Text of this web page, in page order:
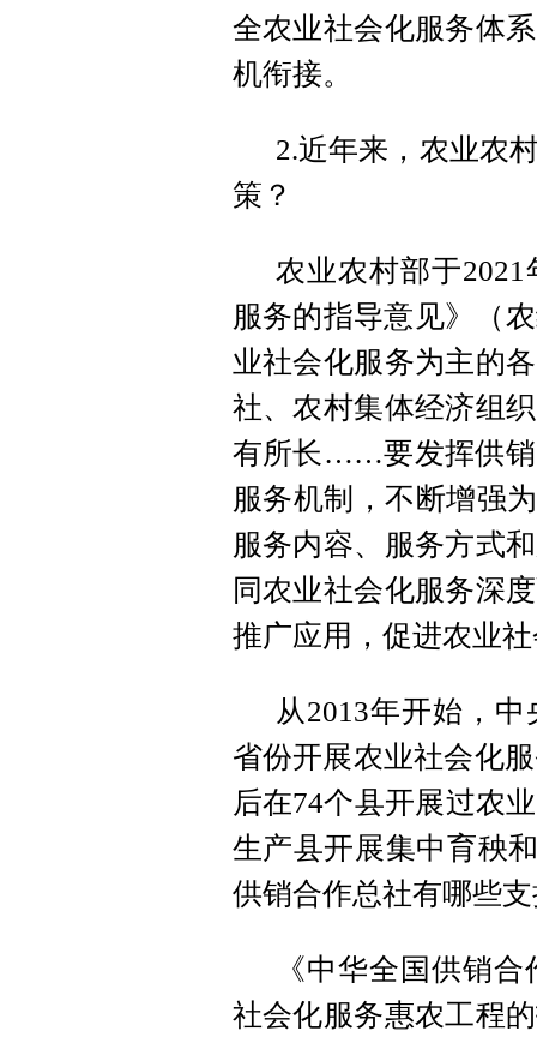
全农业社会化服务体
机衔接。
2.近年来，农业农
策？
农业农村部于
服务的指导意见》（
业社会化服务为主的
社、农村集体经济组
有所长……要发挥供销
服务机制，不断增强
服务内容、服务方式
同农业社会化服务深
推广应用，促进农业
从2013年开始，
省份开展农业社会化
后在74个县开展过农
生产县开展集中育秧
供销合作总社有哪些
《中华全国供销
社会化服务惠农工程